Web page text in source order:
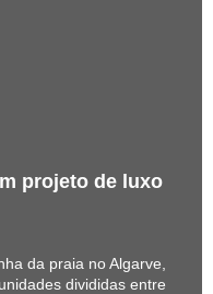
projeto de luxo
da praia no Algarve,
divididas entre